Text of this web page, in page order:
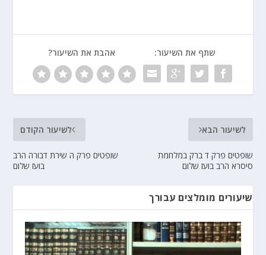
שתף את השיעור: אהבת את השיעור?
לשיעור הקודם
שופטים פרק ה שירת דבורה הרב
בועז שלום
לשיעור הבא
שופטים פרק ד ברק במלחמת
סיסרא הרב בועז שלום
שיעורים מומלצים עבורך